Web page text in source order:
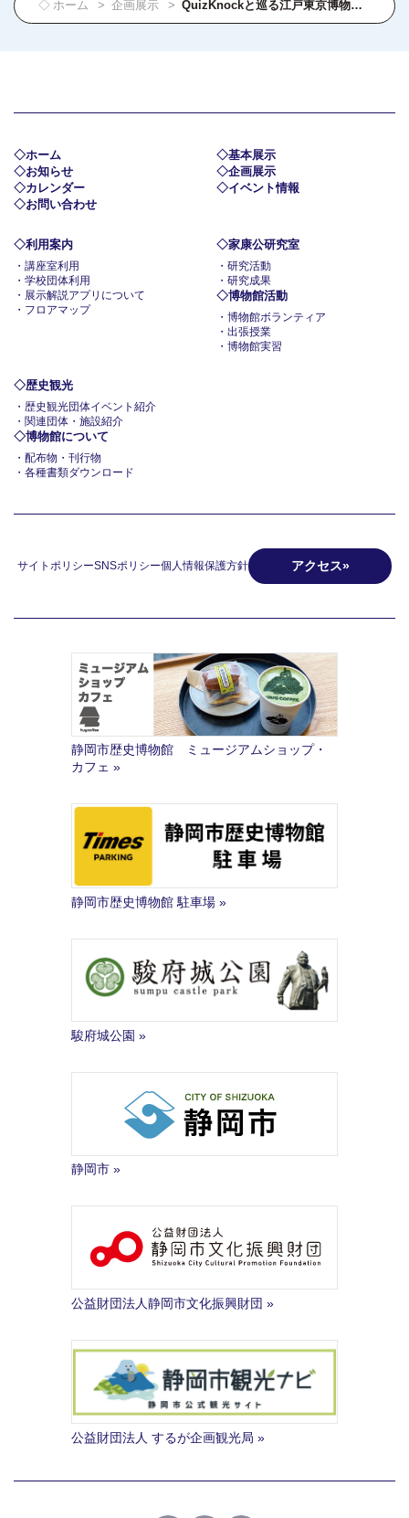
ホーム 企画展示 QuizKnockと巡る江戸東京博物館展
ホーム
お知らせ
カレンダー
お問い合わせ
基本展示
企画展示
イベント情報
利用案内
講座室利用
学校団体利用
展示解説アプリについて
フロアマップ
家康公研究室
研究活動
研究成果
博物館活動
博物館ボランティア
出張授業
博物館実習
歴史観光
歴史観光団体イベント紹介
関連団体・施設紹介
博物館について
配布物・刊行物
各種書類ダウンロード
アクセス
サイトポリシーSNSポリシー個人情報保護方針
静岡市歴史博物館 ミュージアムショップ・
カフェ
静岡市歴史博物館 駐車場
駿府城公園
静岡市
公益財団法人静岡市文化振興財団
公益財団法人 するが企画観光局